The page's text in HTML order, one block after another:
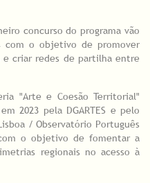
concurso do programa vão
com o objetivo de promover
e criar redes de partilha entre
"Arte e Coesão Territorial"
2023 pela DGARTES e pelo
/ Observatório Português
o objetivo de fomentar a
regionais no acesso à